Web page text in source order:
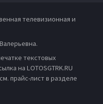
телевизионная и
текстовых
на LOTOSGTRK.RU
прайс-лист в разделе